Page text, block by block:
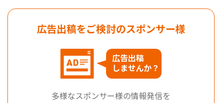
広告出稿をご検討のスポンサー様
広告出稿
しませんか？
多様なスポンサー様の情報発信を